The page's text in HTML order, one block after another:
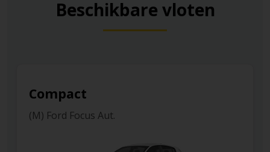
Beschikbare vloten
Compact
(M) Ford Focus Aut.